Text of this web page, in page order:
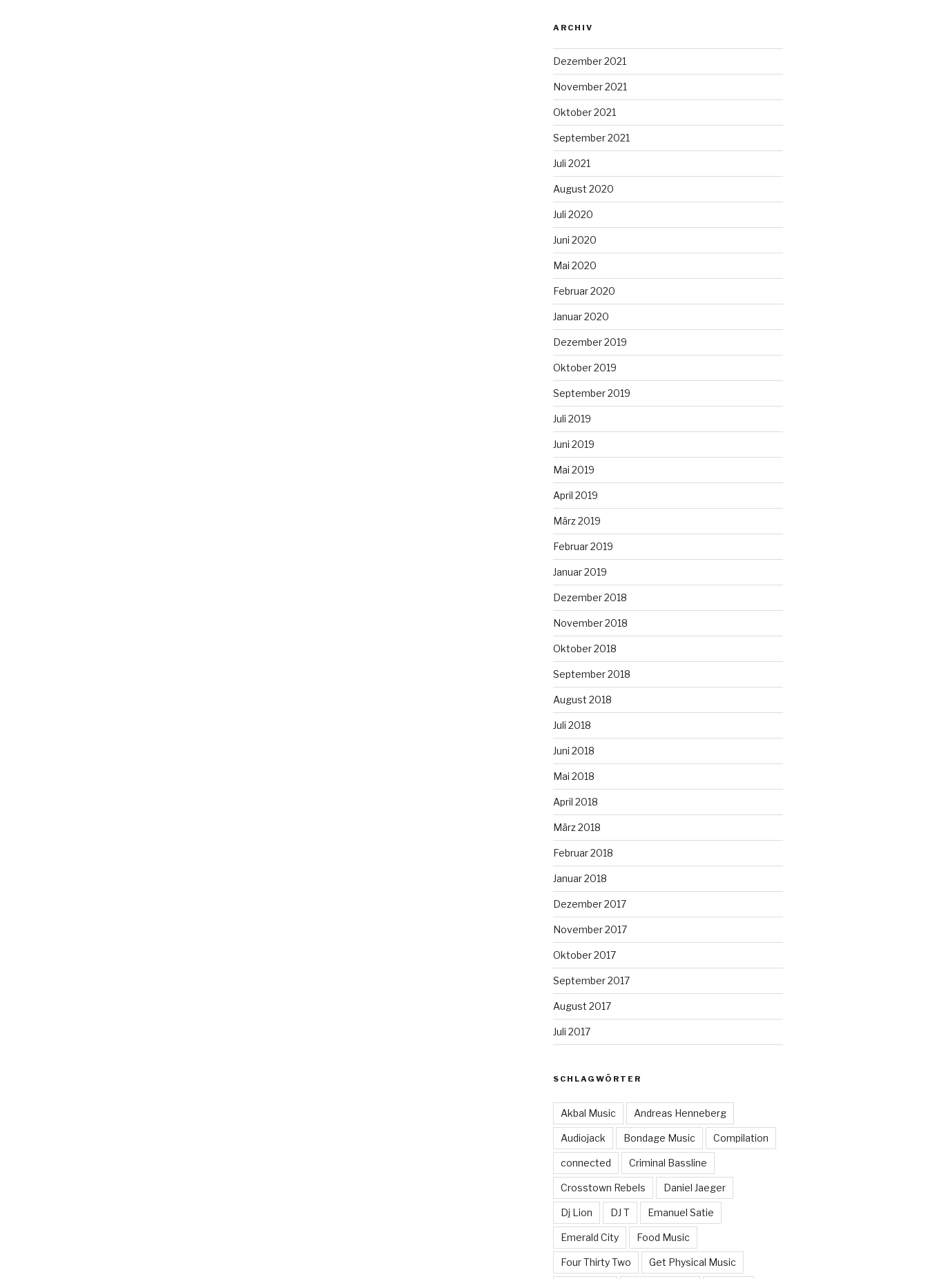
ARCHIV
Dezember 2021
November 2021
Oktober 2021
September 2021
Juli 2021
August 2020
Juli 2020
Juni 2020
Mai 2020
Februar 2020
Januar 2020
Dezember 2019
Oktober 2019
September 2019
Juli 2019
Juni 2019
Mai 2019
April 2019
März 2019
Februar 2019
Januar 2019
Dezember 2018
November 2018
Oktober 2018
September 2018
August 2018
Juli 2018
Juni 2018
Mai 2018
April 2018
März 2018
Februar 2018
Januar 2018
Dezember 2017
November 2017
Oktober 2017
September 2017
August 2017
Juli 2017
SCHLAGWÖRTER
Akbal Music Andreas Henneberg
Audiojack Bondage Music Compilation
connected Criminal Bassline
Crosstown Rebels Daniel Jaeger
Dj Lion DJ T Emanuel Satie
Emerald City Food Music
Four Thirty Two Get Physical Music